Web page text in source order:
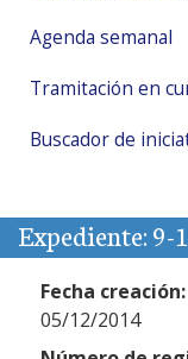
Agenda semanal
Tramitación en
Buscador de
Expediente: 9-
Fecha creación:
05/12/2014